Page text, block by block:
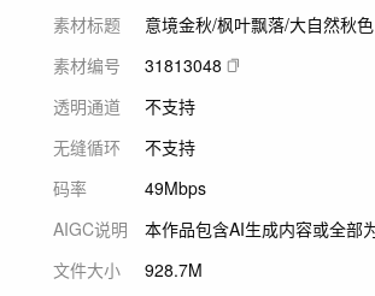
素材标题
意境金秋/枫叶飘落/大自然秋色
素材编号
31813048
透明通道
不支持
无缝循环
不支持
码率
49Mbps
AIGC说明
本作品包含AI生成内容或全部
文件大小
928.7M